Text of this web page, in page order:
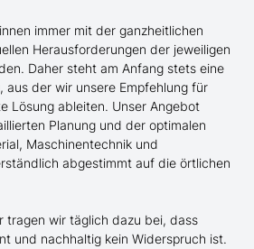
immer mit der ganzheitlichen
Herausforderungen der jeweiligen
Daher steht am Anfang stets eine
aus der wir unsere Empfehlung für
Lösung ableiten. Unser Angebot
Planung und der optimalen
Maschinentechnik und
abgestimmt auf die örtlichen
tragen wir täglich dazu bei, dass
und nachhaltig kein Widerspruch ist.